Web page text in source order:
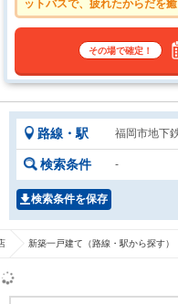
ットバスで、疲れたからだを
潔にご使用いただけます ●
その場で確定！
路線・駅 福岡市地下
検索条件 -
検索条件を保存
新築一戸建て（路線・駅から探す）